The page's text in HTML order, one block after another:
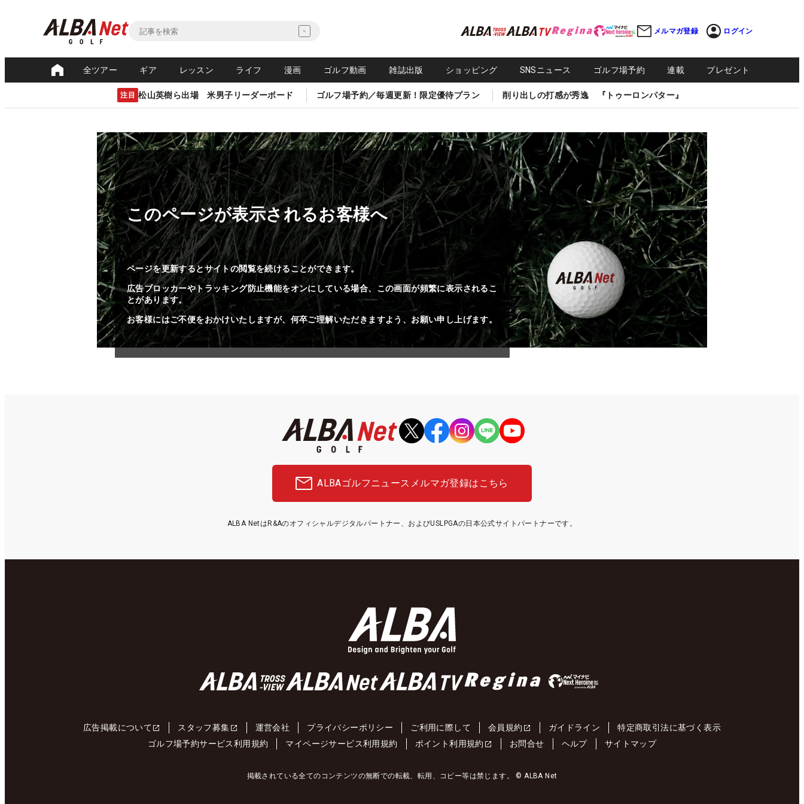
メルマガ登録 ログイン
全ツアー ギア レッスン ライフ 漫画 ゴルフ動画 雑誌出版 ショッピング SNSニュース ゴルフ場予約 連載 プレゼント
注目 松山英樹ら出場 米男子リーダーボード ゴルフ場予約／毎週更新！限定優待プラン 削り出しの打感が秀逸 『トゥーロンパター』
このページが表示されるお客様へ
ページを更新するとサイトの閲覧を続けることができます。
広告ブロッカーやトラッキング防止機能をオンにしている場合、この画面が頻繁に表示されるこ
とがあります。
お客様にはご不便をおかけいたしますが、何卒ご理解いただきますよう、お願い申し上げます。
ALBAゴルフニュース メルマガ登録はこちら
ALBA NetはR&Aのオフィシャルデジタルパートナー、およびUSLPGAの日本公式サイトパートナーです。
広告掲載について スタッフ募集 運営会社 プライバシーポリシー ご利用に際して 会員規約 ガイドライン
特定商取引法に基づく表示
ゴルフ場予約サービス利用規約
マイページサービス利用規約 ポイント利用規約 お問合せ ヘルプ サイトマップ
掲載されている全てのコンテンツの無断での転載、転用、コピー等は禁じます。 © ALBA Net